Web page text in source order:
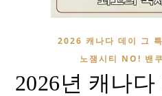
2026 캐나다 데이 그
노잼시티 NO! 밴
2026년 캐나